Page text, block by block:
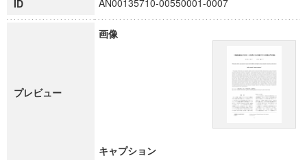
ID AN00135710-00550001-0007
プレビュー
画像
キャプション